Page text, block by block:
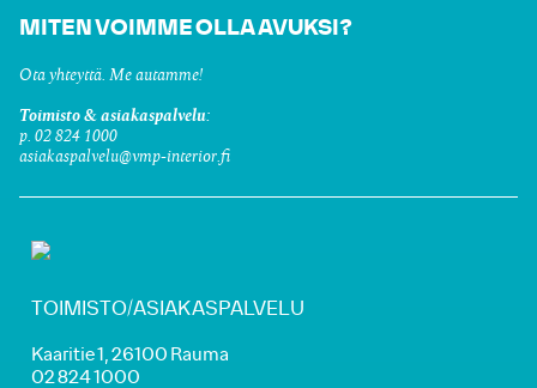
MITEN VOIMME OLLA AVUKSI?
Ota yhteyttä. Me autamme!
Toimisto & asiakaspalvelu:
p. 02 824 1000
asiakaspalvelu@vmp-interior.fi
TOIMISTO/ASIAKASPALVELU
Kaaritie 1, 26100 Rauma
02 824 1000